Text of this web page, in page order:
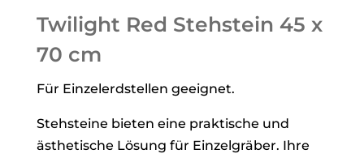
x
cm
Menge
Twilight Red Stehstein 45 x
70 cm
Für Einzelerdstellen geeignet.
Stehsteine bieten eine praktische und
ästhetische Lösung für Einzelgräber. Ihre